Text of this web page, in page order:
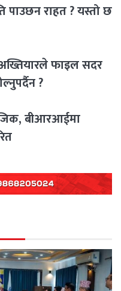
राहत ? यस्तो छ
अख्तियारले फाइल सदर
?
बीआरआईमा